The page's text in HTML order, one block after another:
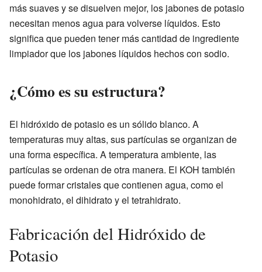
más suaves y se disuelven mejor, los jabones de potasio
necesitan menos agua para volverse líquidos. Esto
significa que pueden tener más cantidad de ingrediente
limpiador que los jabones líquidos hechos con sodio.
¿Cómo es su estructura?
El hidróxido de potasio es un sólido blanco. A
temperaturas muy altas, sus partículas se organizan de
una forma específica. A temperatura ambiente, las
partículas se ordenan de otra manera. El KOH también
puede formar cristales que contienen agua, como el
monohidrato, el dihidrato y el tetrahidrato.
Fabricación del Hidróxido de
Potasio